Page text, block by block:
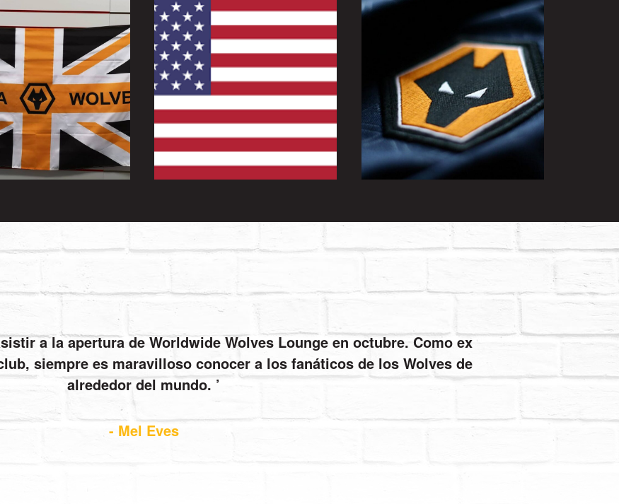
a la apertura de Worldwide Wolves Lounge en octubre. Como ex
siempre es maravilloso conocer a los fanáticos de los Wolves de
alrededor del mundo.
- Mel Eves